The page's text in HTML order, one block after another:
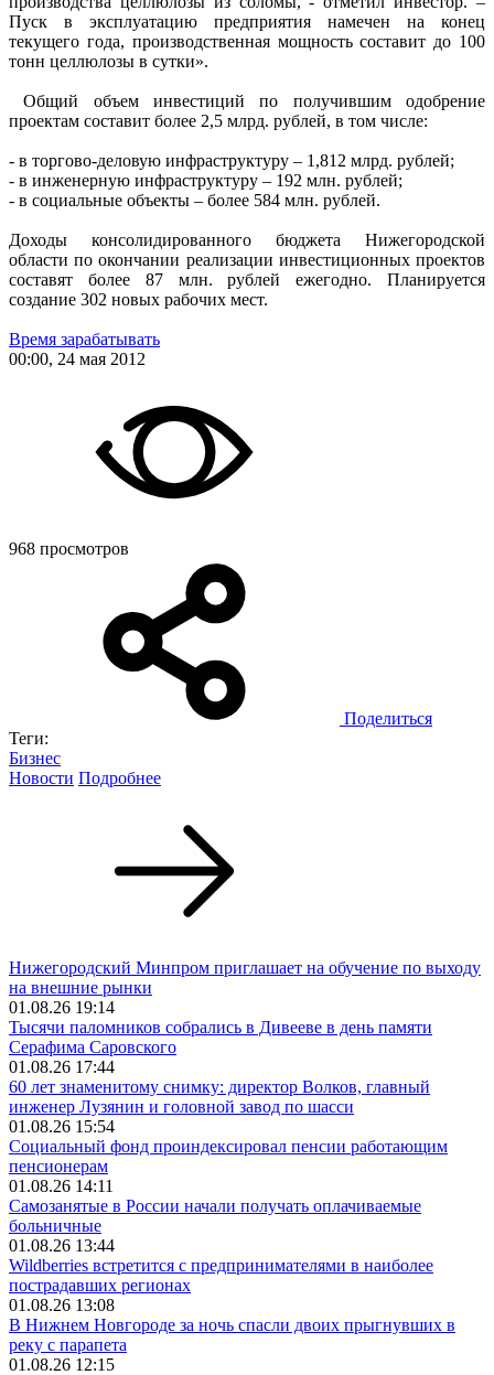
Пуск в эксплуатацию предприятия намечен на конец
текущего года, производственная мощность составит до 100
тонн целлюлозы в сутки».
Общий объем инвестиций по получившим одобрение
проектам составит более 2,5 млрд. рублей, в том числе:
- в торгово-деловую инфраструктуру – 1,812 млрд. рублей;
- в инженерную инфраструктуру – 192 млн. рублей;
- в социальные объекты – более 584 млн. рублей.
Доходы консолидированного бюджета Нижегородской
области по окончании реализации инвестиционных проектов
составят более 87 млн. рублей ежегодно. Планируется
создание 302 новых рабочих мест.
Время зарабатывать
00:00, 24 мая 2012
968 просмотров
Поделиться
Теги:
Бизнес
Новости Подробнее
Нижегородский Минпром приглашает на обучение по выходу
на внешние рынки
01.08.26 19:14
Тысячи паломников собрались в Дивееве в день памяти
Серафима Саровского
01.08.26 17:44
60 лет знаменитому снимку: директор Волков, главный
инженер Лузянин и головной завод по шасси
01.08.26 15:54
Социальный фонд проиндексировал пенсии работающим
пенсионерам
01.08.26 14:11
Самозанятые в России начали получать оплачиваемые
больничные
01.08.26 13:44
Wildberries встретится с предпринимателями в наиболее
пострадавших регионах
01.08.26 13:08
В Нижнем Новгороде за ночь спасли двоих прыгнувших в
реку с парапета
01.08.26 12:15